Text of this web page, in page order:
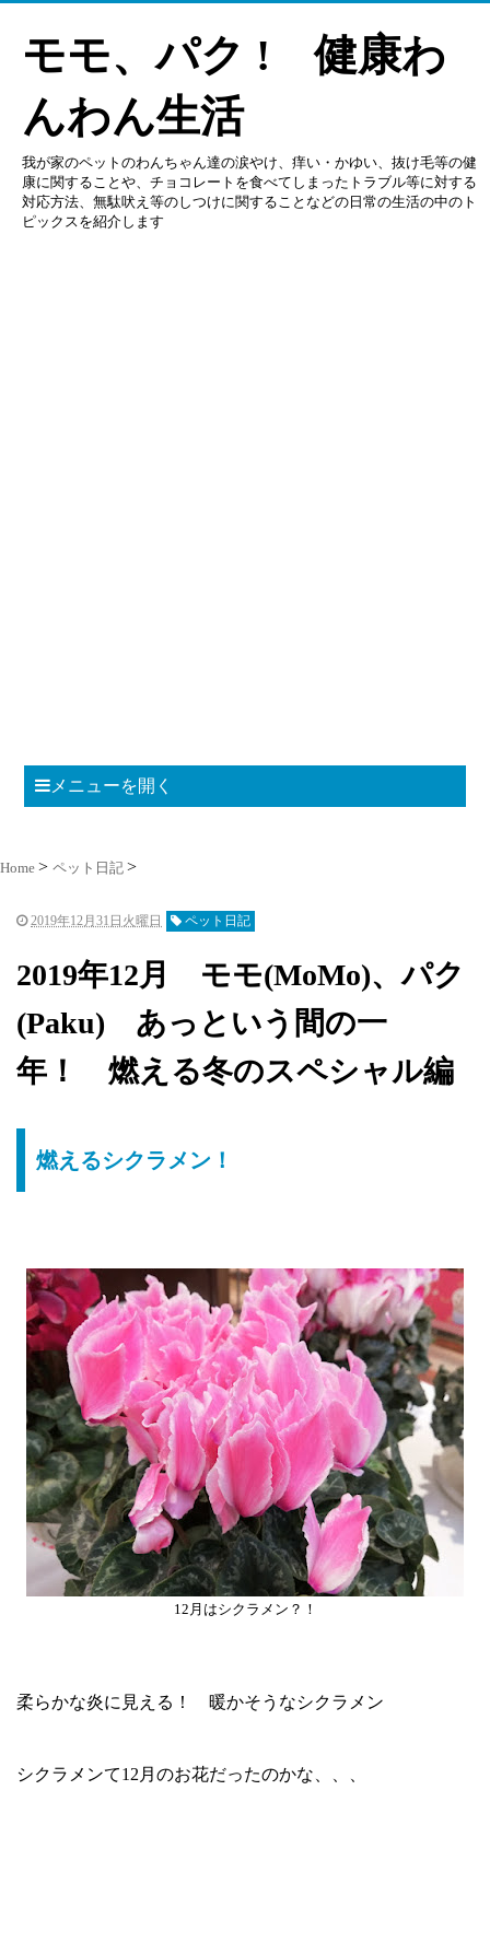
モモ、パク ! 健康わ
んわん生活
我が家のペットのわんちゃん達の涙やけ、痒い・かゆい、抜け毛等の健
康に関することや、チョコレートを食べてしまったトラブル等に対する
対応方法、無駄吠え等のしつけに関することなどの日常の生活の中のト
ピックスを紹介します
メニューを開く
Home ペット日記
2019年12月31日火曜日 ペット日記
2019年12月 モモ(MoMo)、パク
(Paku) あっという間の一
年！ 燃える冬のスペシャル編
燃えるシクラメン！
12月はシクラメン？！
柔らかな炎に見える！ 暖かそうなシクラメン
シクラメンて12月のお花だったのかな、、、